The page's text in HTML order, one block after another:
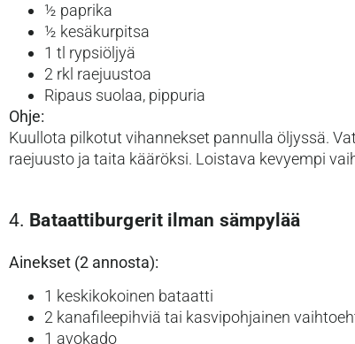
½ paprika
½ kesäkurpitsa
1 tl rypsiöljyä
2 rkl raejuustoa
Ripaus suolaa, pippuria
Ohje:
Kuullota pilkotut vihannekset pannulla öljyssä.
raejuusto ja taita kääröksi. Loistava kevyempi
4. Bataattiburgerit ilman sämpylää
Ainekset (2 annosta):
1 keskikokoinen bataatti
2 kanafileepihviä tai kasvipohjainen
1 avokado